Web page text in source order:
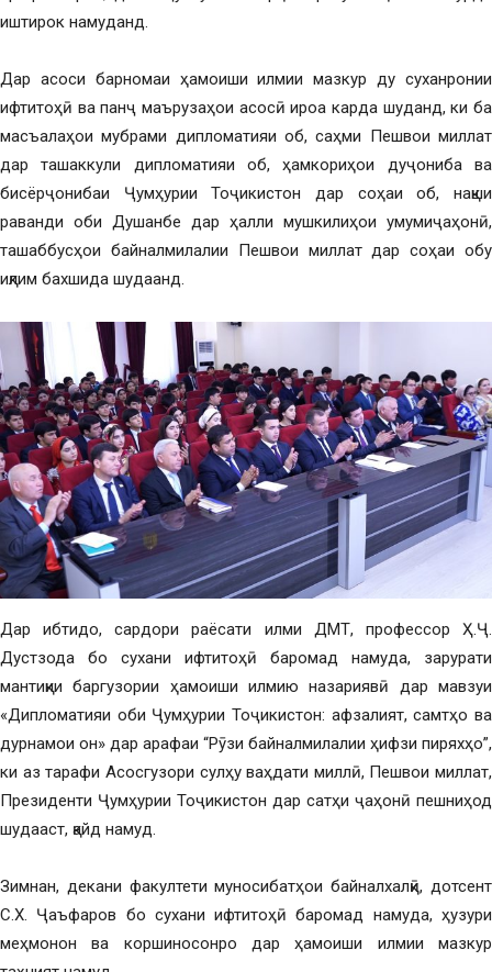
иштирок намуданд.
Дар асоси барномаи ҳамоиши илмии мазкур ду суханронии
ифтитоҳӣ ва панҷ маърузаҳои асосӣ ироа карда шуданд, ки ба
масъалаҳои мубрами дипломатияи об, саҳми Пешвои миллат
дар ташаккули дипломатияи об, ҳамкориҳои дуҷониба ва
бисёрҷонибаи Ҷумҳурии Тоҷикистон дар соҳаи об, нақши
раванди оби Душанбе дар ҳалли мушкилиҳои умумиҷаҳонӣ,
ташаббусҳои байналмилалии Пешвои миллат дар соҳаи обу
иқлим бахшида шудаанд.
Дар ибтидо, сардори раёсати илми ДМТ, профессор Ҳ.Ҷ.
Дустзода бо сухани ифтитоҳӣ баромад намуда, зарурати
мантиқии баргузории ҳамоиши илмию назариявӣ дар мавзуи
«Дипломатияи оби Ҷумҳурии Тоҷикистон: афзалият, самтҳо ва
дурнамои он» дар арафаи “Рӯзи байналмилалии ҳифзи пиряхҳо”,
ки аз тарафи Асосгузори сулҳу ваҳдати миллӣ, Пешвои миллат,
Президенти Ҷумҳурии Тоҷикистон дар сатҳи ҷаҳонӣ пешниҳод
шудааст, қайд намуд.
Зимнан, декани факултети муносибатҳои байналхалқӣ, дотсент
С.Х. Ҷаъфаров бо сухани ифтитоҳӣ баромад намуда, ҳузури
меҳмонон ва коршиносонро дар ҳамоиши илмии мазкур